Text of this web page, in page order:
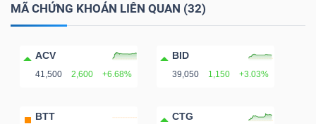
MÃ CHỨNG KHOÁN LIÊN QUAN (32)
ACV
41,500 2,600 +6.68%
BID
39,050 1,150 +3.03%
BTT CTG